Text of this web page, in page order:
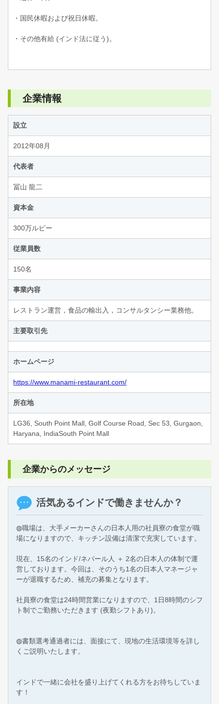
・国民休暇および祝日休暇。
・その他有給 (インド法に従う)。
企業情報
設立
2012年08月
代表者
冨山 龍二
資本金
300万ルピー
従業員数
150名
事業内容
レストラン運営，食品の輸出入，コンサルタンシー業務他。
主要取引先
ホームページ
https://www.manami-restaurant.com/
所在地
LG36, South Point Mall, Golf Course Road, Sec 53, Gurgaon,
Haryana, IndiaSouth Point Mall
企業からのメッセージ
活気あるインドで働きませんか？
◍職場は、大手メーカーさんの日本人用の社員寮の食堂が職
場になりますので、キッチン設備は清潔で充実しています。
現在、15名のインド/ネパール人 ＋ 2名の日本人の体制で運
営しております。今回は、そのうち1名の日本人マネージャ
ーが退職するため、補充の募集となります。
社員寮の食堂は24時間営業になりますので、1日8時間のシフ
ト制でご勤務いただきます (夜勤シフトあり)。
◍書類選考通過者には、面接にて、現地の生活環境等を詳し
くご説明いたします。
インドで一緒に会社を盛り上げてくれる方をお待ちしていま
す！